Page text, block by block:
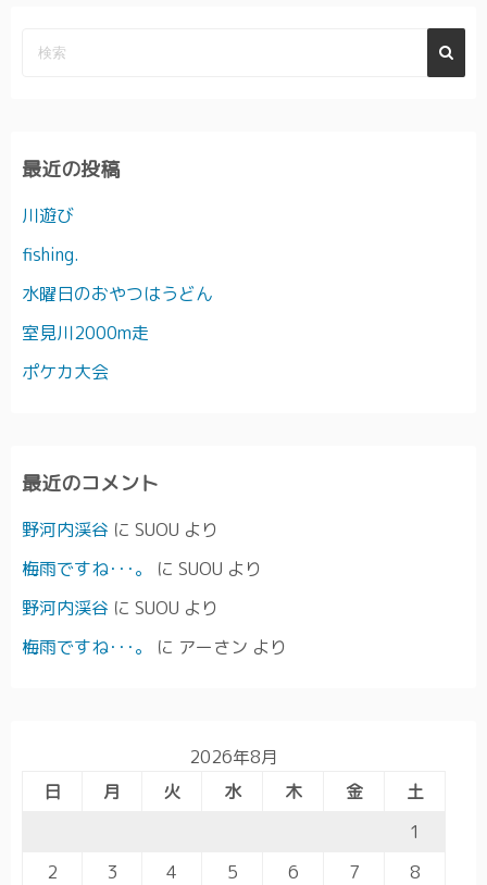
最近の投稿
川遊び
fishing.
水曜日のおやつはうどん
室見川2000m走
ポケカ大会
最近のコメント
野河内渓谷 に SUOU より
梅雨ですね･･･。
に SUOU より
野河内渓谷 に SUOU より
梅雨ですね･･･。
に アーさン より
2026年8月
日
月 火 水 木 金
土
1
2
3 4 5 6 7 8